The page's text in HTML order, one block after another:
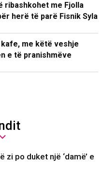
ribashkohet me Fjolla
herë të parë Fisnik Syla
me këtë veshje
e të pranishmëve
zi po duket një ‘damë’ e